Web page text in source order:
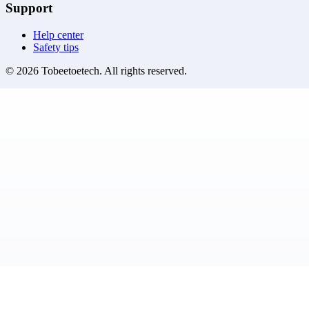
Support
Help center
Safety tips
© 2026 Tobeetoetech. All rights reserved.